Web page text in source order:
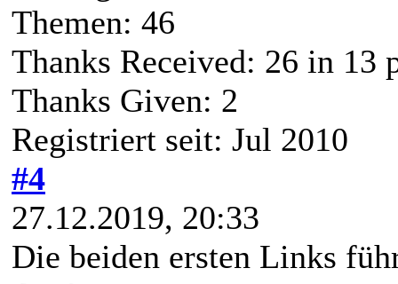
Themen: 46
Thanks Received: 26 in 13
Thanks Given: 2
Registriert seit: Jul 2010
#4
27.12.2019, 20:33
Die beiden ersten Links